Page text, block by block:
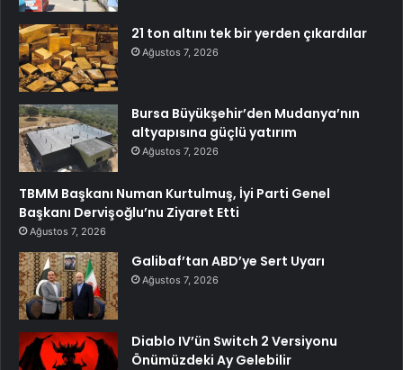
21 ton altını tek bir yerden çıkardılar
Ağustos 7, 2026
Bursa Büyükşehir’den Mudanya’nın
altyapısına güçlü yatırım
Ağustos 7, 2026
TBMM Başkanı Numan Kurtulmuş, İyi Parti Genel
Başkanı Dervişoğlu’nu Ziyaret Etti
Ağustos 7, 2026
Galibaf’tan ABD’ye Sert Uyarı
Ağustos 7, 2026
Diablo IV’ün Switch 2 Versiyonu
Önümüzdeki Ay Gelebilir